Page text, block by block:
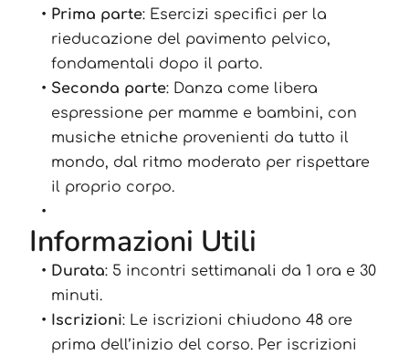
Prima parte: Esercizi specifici per la
rieducazione del pavimento pelvico,
fondamentali dopo il parto.
Seconda parte: Danza come libera
espressione per mamme e bambini, con
musiche etniche provenienti da tutto il
mondo, dal ritmo moderato per rispettare
il proprio corpo.
Informazioni Utili
Durata: 5 incontri settimanali da 1 ora e 30
minuti.
Iscrizioni: Le iscrizioni chiudono 48 ore
prima dell’inizio del corso. Per iscrizioni